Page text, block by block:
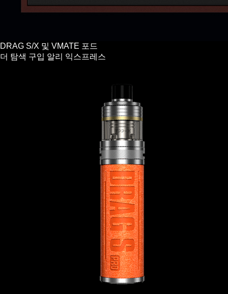
DRAG S/X 및 VMATE 포드
더 탐색 구입 알리 익스프레스